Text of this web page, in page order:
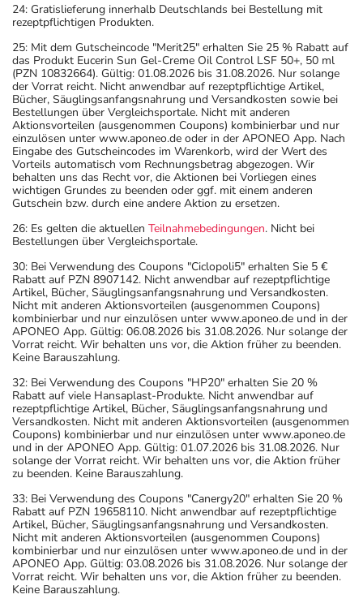
24: Gratislieferung innerhalb Deutschlands bei Bestellung mit
rezeptpflichtigen Produkten.
25: Mit dem Gutscheincode "Merit25" erhalten Sie 25 % Rabatt auf
das Produkt Eucerin Sun Gel-Creme Oil Control LSF 50+, 50 ml
(PZN 10832664). Gültig: 01.08.2026 bis 31.08.2026. Nur solange
der Vorrat reicht. Nicht anwendbar auf rezeptpflichtige Artikel,
Bücher, Säuglingsanfangsnahrung und Versandkosten sowie bei
Bestellungen über Vergleichsportale. Nicht mit anderen
Aktionsvorteilen (ausgenommen Coupons) kombinierbar und nur
einzulösen unter www.aponeo.de oder in der APONEO App. Nach
Eingabe des Gutscheincodes im Warenkorb, wird der Wert des
Vorteils automatisch vom Rechnungsbetrag abgezogen. Wir
behalten uns das Recht vor, die Aktionen bei Vorliegen eines
wichtigen Grundes zu beenden oder ggf. mit einem anderen
Gutschein bzw. durch eine andere Aktion zu ersetzen.
26: Es gelten die aktuellen Teilnahmebedingungen. Nicht bei
Bestellungen über Vergleichsportale.
30: Bei Verwendung des Coupons "Ciclopoli5" erhalten Sie 5 €
Rabatt auf PZN 8907142. Nicht anwendbar auf rezeptpflichtige
Artikel, Bücher, Säuglingsanfangsnahrung und Versandkosten.
Nicht mit anderen Aktionsvorteilen (ausgenommen Coupons)
kombinierbar und nur einzulösen unter www.aponeo.de und in der
APONEO App. Gültig: 06.08.2026 bis 31.08.2026. Nur solange der
Vorrat reicht. Wir behalten uns vor, die Aktion früher zu beenden.
Keine Barauszahlung.
32: Bei Verwendung des Coupons "HP20" erhalten Sie 20 %
Rabatt auf viele Hansaplast-Produkte. Nicht anwendbar auf
rezeptpflichtige Artikel, Bücher, Säuglingsanfangsnahrung und
Versandkosten. Nicht mit anderen Aktionsvorteilen (ausgenommen
Coupons) kombinierbar und nur einzulösen unter www.aponeo.de
und in der APONEO App. Gültig: 01.07.2026 bis 31.08.2026. Nur
solange der Vorrat reicht. Wir behalten uns vor, die Aktion früher
zu beenden. Keine Barauszahlung.
33: Bei Verwendung des Coupons "Canergy20" erhalten Sie 20 %
Rabatt auf PZN 19658110. Nicht anwendbar auf rezeptpflichtige
Artikel, Bücher, Säuglingsanfangsnahrung und Versandkosten.
Nicht mit anderen Aktionsvorteilen (ausgenommen Coupons)
kombinierbar und nur einzulösen unter www.aponeo.de und in der
APONEO App. Gültig: 03.08.2026 bis 31.08.2026. Nur solange der
Vorrat reicht. Wir behalten uns vor, die Aktion früher zu beenden.
Keine Barauszahlung.